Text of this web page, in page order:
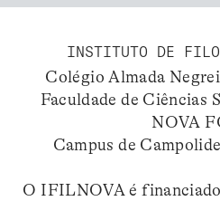
INSTITUTO DE
Colégio Almada
Faculdade de Ciências
NOVA
Campus de
O IFILNOVA é